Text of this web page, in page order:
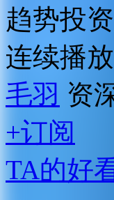
趋势投
连续播放
毛羽 资
+订阅
TA的好